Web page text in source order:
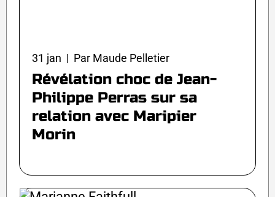
31 jan | Par Maude Pelletier
Révélation choc de Jean-
Philippe Perras sur sa
relation avec Maripier
Morin